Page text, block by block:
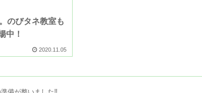
のびタネ教室も
中！
2020.11.05